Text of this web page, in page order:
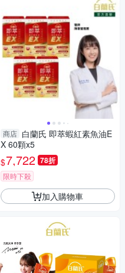
商店 白蘭氏 即萃蝦紅素魚油E
X 60顆x5
$7,722 78折
限時下殺
加入購物車